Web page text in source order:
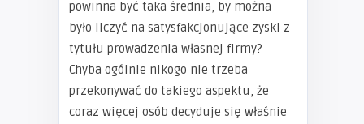
powinna być taka średnia, by można
było liczyć na satysfakcjonujące zyski z
tytułu prowadzenia własnej firmy?
Chyba ogólnie nikogo nie trzeba
przekonywać do takiego aspektu, że
coraz więcej osób decyduje się właśnie